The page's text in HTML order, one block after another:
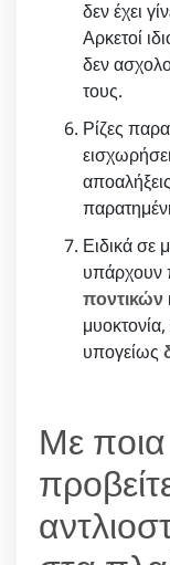
δεν έχει
Αρκετοί
δεν
τους.
Ρίζες
Ειδικά σε
υπάρχουν
ποντικών
μυοκτονία,
υπογείως
Με